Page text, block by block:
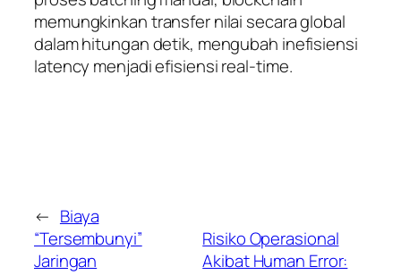
memungkinkan transfer nilai secara global
dalam hitungan detik, mengubah inefisiensi
latency menjadi efisiensireal-time.
← Biaya
“Tersembunyi”
Jaringan
Risiko Operasional
Akibat Human Error: